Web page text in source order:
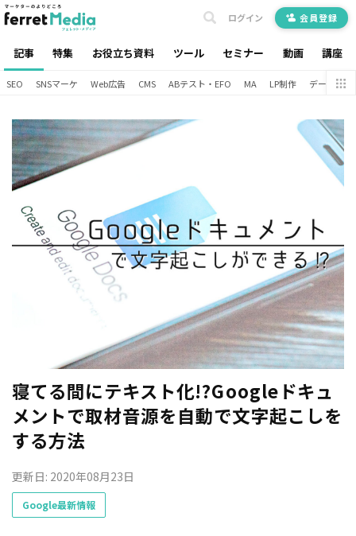
記事 特集 お役立ち資料 ツール セミナー 動画 講座
ログイン 会員登録
SEO SNSマーケ Web広告 CMS ABテスト・EFO MA LP制作 データ分析
寝てる間にテキスト化!?Googleドキュ
メントで取材音源を自動で文字起こしを
する方法
更新日: 2020年08月23日
Google最新情報